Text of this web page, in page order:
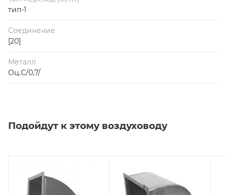
тип-1
Соединение
[20]
Металл
Оц.С/0,7/
Подойдут к этому воздуховоду